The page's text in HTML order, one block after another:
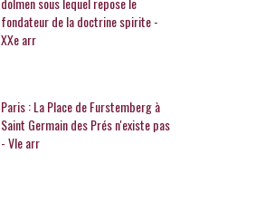
fondateur de la doctrine spirite -
XXe arr
Paris : La Place de Furstemberg à
Saint Germain des Prés n'existe pas
- VIe arr